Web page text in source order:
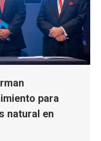
para
natural en